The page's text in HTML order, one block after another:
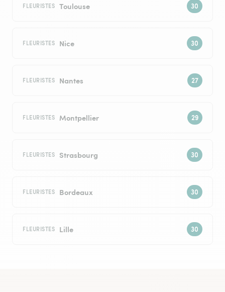
FLEURISTES Toulouse
FLEURISTES Nice
FLEURISTES Nantes
FLEURISTES Montpellier
FLEURISTES Strasbourg
FLEURISTES Bordeaux
FLEURISTES Lille